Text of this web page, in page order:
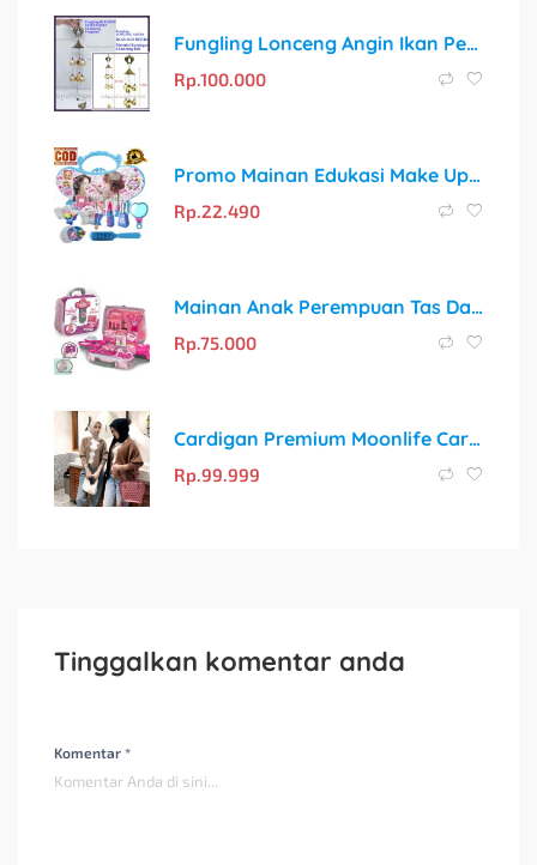
Fungling Lonceng Angin Ikan Penangkap Rejeki 6 Lonceng New
Rp.100.000
Promo Mainan Edukasi Make Up Anak Perempuan – Bisa COD!
Rp.22.490
Mainan Anak Perempuan Tas Dandan Makeup Cosmetics Handbag 8252
Rp.75.000
Cardigan Premium Moonlife Cardi Oriza Knit Pleats
Rp.99.999
Tinggalkan komentar anda
Komentar *